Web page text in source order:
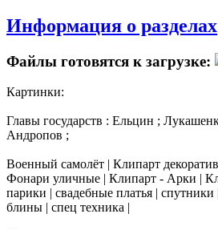
Информация о разделах
Файлы готовятся к загрузке:
Картинки:
Главы государств : Ельцин ;
Андропов ;
Военный самолёт | Клипарт
Фонари уличные | Клипарт - Арки |
парики | свадебные платья | спутники |
блины | спец техника |